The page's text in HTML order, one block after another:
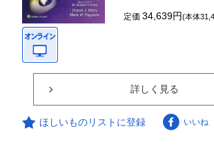
定価34,639円(本体
詳しく見る
ほしいものリストに登録 いいね